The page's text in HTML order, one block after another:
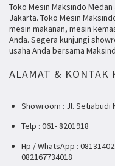
Toko Mesin Maksindo
Jakarta. Toko Mesin
mesin makanan, mesin
Anda. Segera kunjungi
usaha Anda bersama
ALAMAT & KONTAK
Showroom : Jl. Setiabudi
Telp : 061- 8201918
Hp / WhatsApp :
082167734018